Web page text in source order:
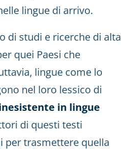
lingue di arrivo.
di studi e ricerche di alta
quei Paesi che
lingue come lo
nel loro lessico di
in lingue
di questi testi
per trasmettere quella